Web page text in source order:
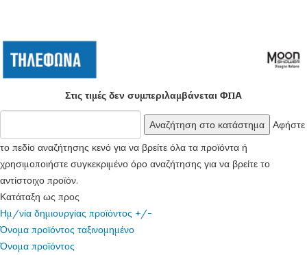
Στις τιμές δεν συμπεριλαμβάνεται ΦΠΑ
Αφήστε
το πεδίο αναζήτησης κενό για να βρείτε όλα τα προϊόντα ή
χρησιμοποιήστε συγκεκριμένο όρο αναζήτησης για να βρείτε το
αντίστοιχο προϊόν.
Κατάταξη ως προς
Ημ/νία δημιουργίας προϊόντος +/-
Όνομα προϊόντος ταξινομημένο
Όνομα προϊόντος